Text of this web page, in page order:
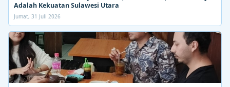
Adalah Kekuatan Sulawesi Utara
Jumat, 31 Juli 2026